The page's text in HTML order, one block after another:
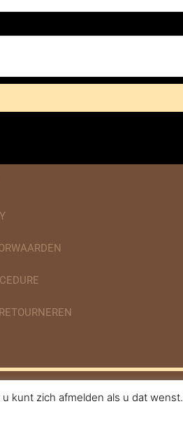
kunt zich afmelden als u dat wenst.